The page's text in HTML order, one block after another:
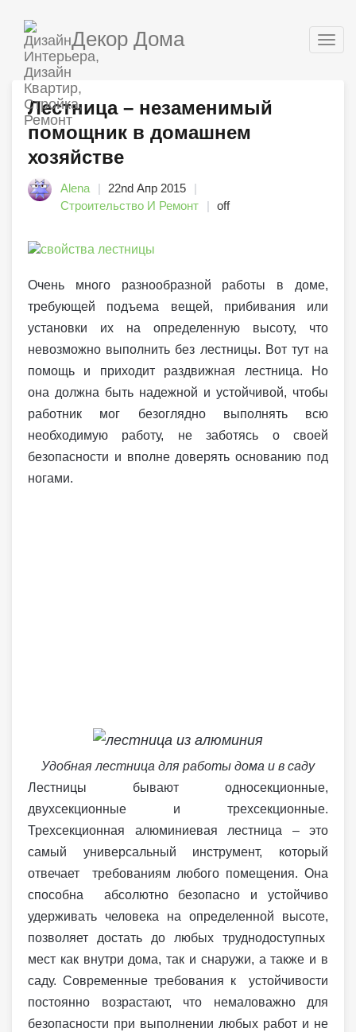
Декор Дома
Лестница – незаменимый
помощник в домашнем
хозяйстве
Alena
22nd Апр 2015
Строительство И Ремонт
off
Очень много разнообразной работы в доме,
требующей подъема вещей, прибивания или
установки их на определенную высоту, что
невозможно выполнить без лестницы. Вот тут на
помощь и приходит раздвижная лестница. Но
она должна быть надежной и устойчивой, чтобы
работник мог безоглядно выполнять всю
необходимую работу, не заботясь о своей
безопасности и вполне доверять основанию под
ногами.
Удобная лестница для работы дома и в саду
Лестницы бывают односекционные,
двухсекционные и трехсекционные.
Трехсекционная алюминиевая лестница – это
самый универсальный инструмент, который
отвечает требованиям любого помещения. Она
способна абсолютно безопасно и устойчиво
удерживать человека на определенной высоте,
позволяет достать до любых труднодоступных
мест как внутри дома, так и снаружи, а также и в
саду. Современные требования к устойчивости
постоянно возрастают, что немаловажно для
безопасности при выполнении любых работ и не